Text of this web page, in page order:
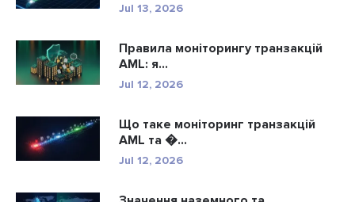
Jul 13, 2026
Правила моніторингу транзакцій
AML: я...
Jul 12, 2026
Що таке моніторинг транзакцій
AML та �...
Jul 12, 2026